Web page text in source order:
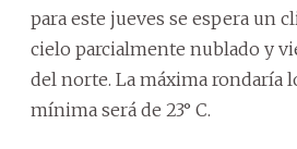
para este jueves se espera un
cielo parcialmente nublado y
del norte. La máxima rondaría
mínima será de 23° C.